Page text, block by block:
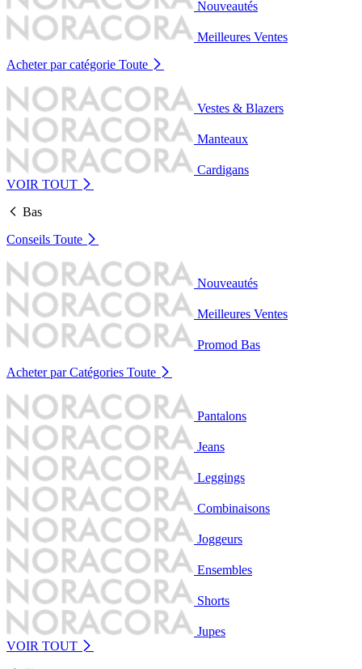
Nouveautés
Meilleures Ventes
Acheter par catégorie Toute
Vestes & Blazers
Manteaux
Cardigans
VOIR TOUT
Bas
Conseils Toute
Nouveautés
Meilleures Ventes
Promod Bas
Acheter par Catégories Toute
Pantalons
Jeans
Leggings
Combinaisons
Joggeurs
Ensembles
Shorts
Jupes
VOIR TOUT